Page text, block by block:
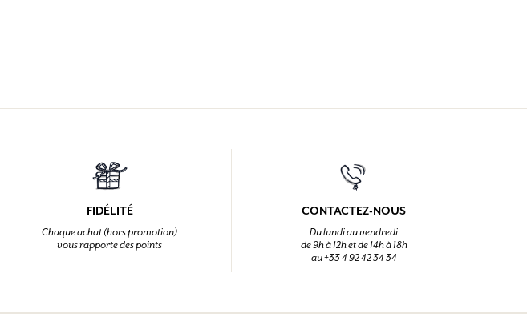
FIDÉLITÉ
Chaque achat (hors promotion)
vous rapporte des points
CONTACTEZ-NOUS
Du lundi au vendredi
de 9h à 12h et de 14h à 18h
au +33 4 92 42 34 34